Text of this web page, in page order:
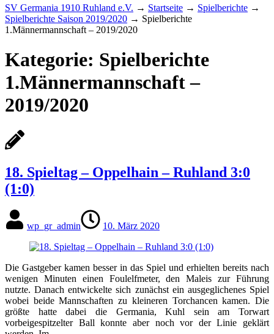
SV Germania 1910 Ruhland e.V. → Startseite → Spielberichte →
Spielberichte Saison 2019/2020 → Spielberichte
1.Männermannschaft – 2019/2020
Kategorie: Spielberichte
1.Männermannschaft –
2019/2020
18. Spieltag – Oppelhain – Ruhland 3:0
(1:0)
wp_gr_admin 10. März 2020
Die Gastgeber kamen besser in das Spiel und erhielten bereits nach
wenigen Minuten einen Foulelfmeter, den Maleis zur Führung
nutzte. Danach entwickelte sich zunächst ein ausgeglichenes Spiel
wobei beide Mannschaften zu kleineren Torchancen kamen. Die
größte hatte dabei die Germania, Kuhl sein am Torwart
vorbeigespitzelter Ball konnte aber noch vor der Linie geklärt